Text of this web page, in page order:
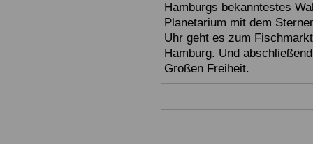
Hamburgs bekanntestes
Planetarium mit dem
Uhr geht es zum
Hamburg. Und
Großen Freiheit.